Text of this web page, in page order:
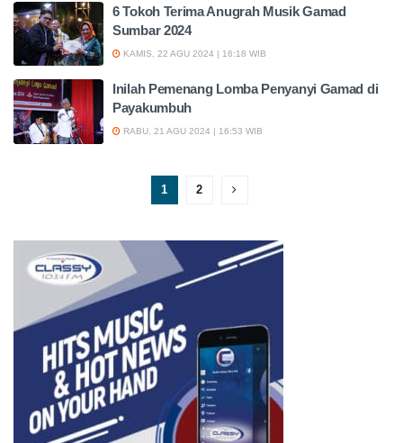
6 Tokoh Terima Anugrah Musik Gamad
Sumbar 2024
KAMIS, 22 AGU 2024 | 16:18 WIB
Inilah Pemenang Lomba Penyanyi Gamad di
Payakumbuh
RABU, 21 AGU 2024 | 16:53 WIB
1 2